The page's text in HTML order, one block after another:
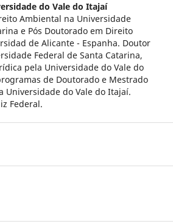
do Vale do Itajaí
Ambiental na Universidade
e Pós Doutorado em Direito
de Alicante - Espanha. Doutor
Federal de Santa Catarina,
pela Universidade do Vale do
de Doutorado e Mestrado
Universidade do Vale do Itajaí.
Federal.